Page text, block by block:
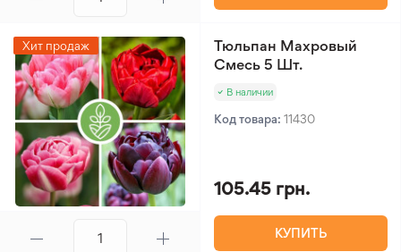
Хит продаж
Тюльпан Махровый
Смесь 5 Шт.
В наличии
Код товара: 11430
105.45 грн.
КУПИТЬ